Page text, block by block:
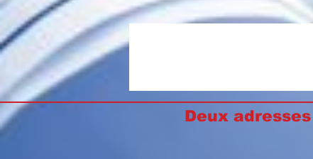
Deux adresses